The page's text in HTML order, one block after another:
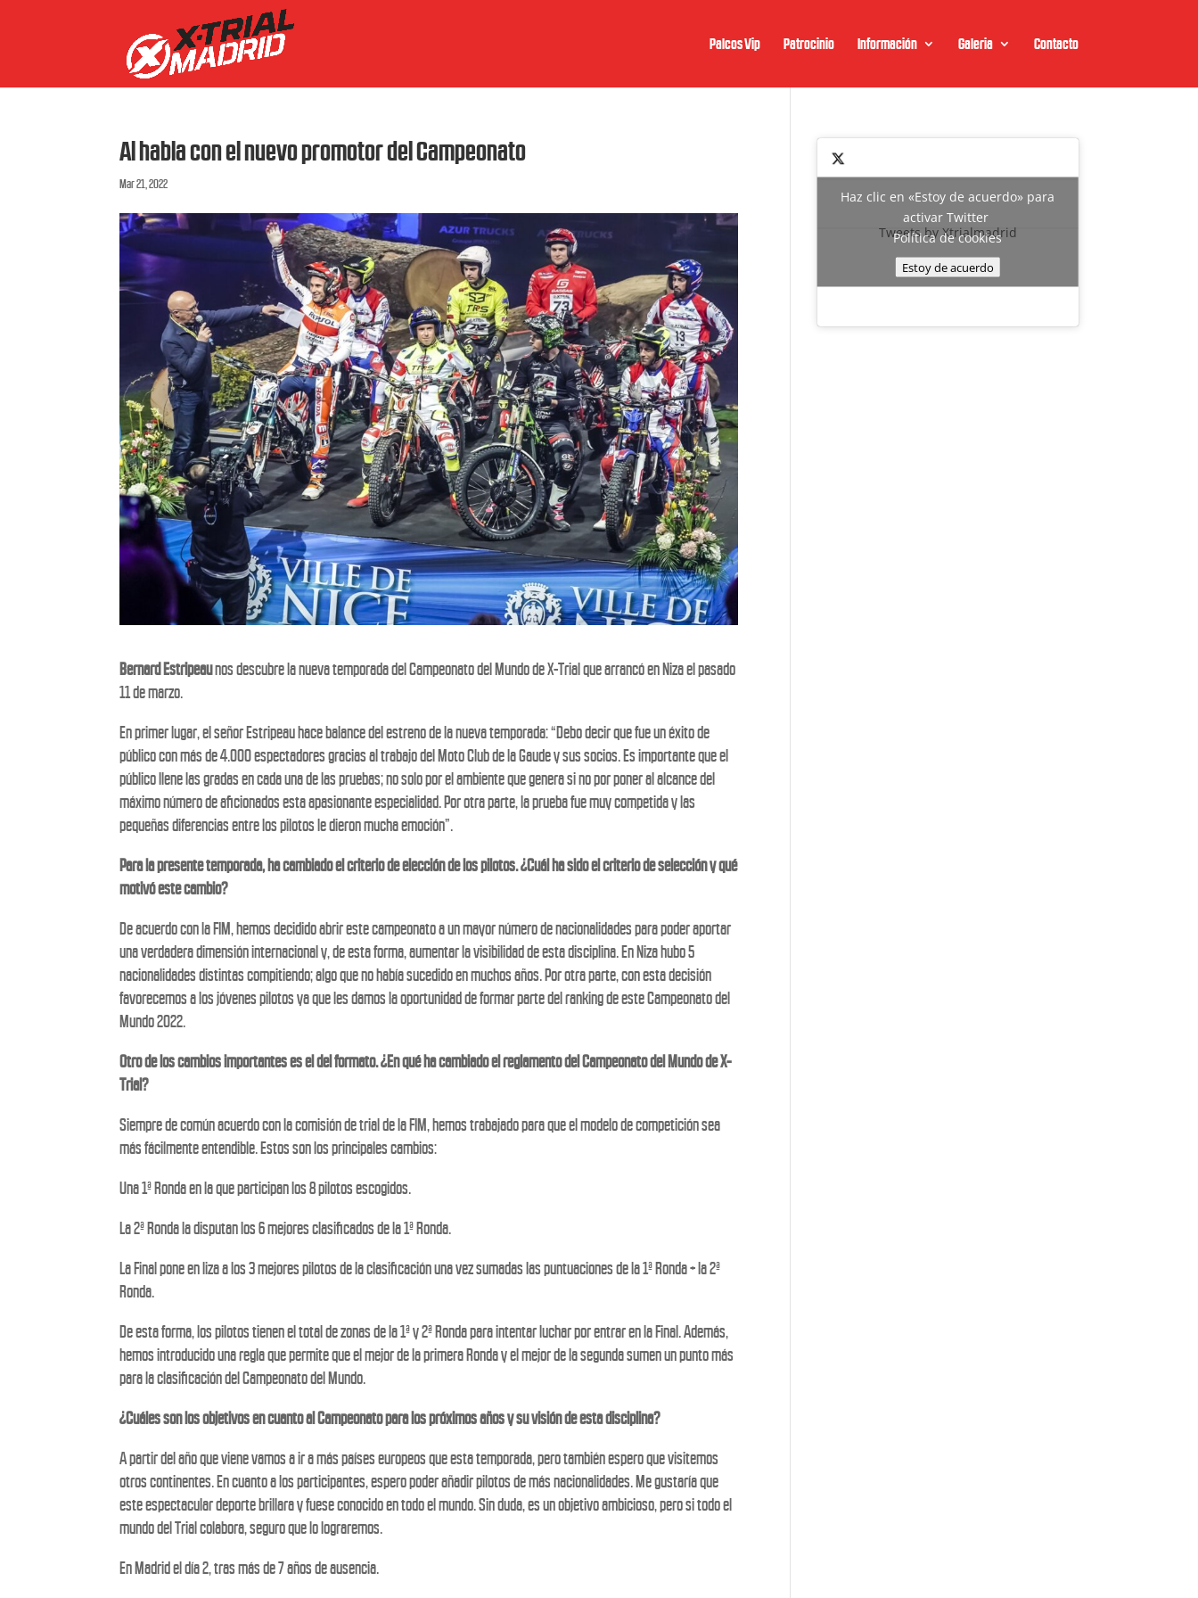
Palcos Vip Patrocinio Información Galeria Contacto
Al habla con el nuevo promotor del Campeonato
Mar 21, 2022
Bernard Estripeaunos descubre la nueva temporada del Campeonato del Mundo de X-Trial que arrancó en Niza el pasado
11 de marzo.
En primer lugar, el señor Estripeau hace balance del estreno de la nueva temporada: “Debo decir que fue un éxito de
público con más de 4.000 espectadores gracias al trabajo del Moto Club de la Gaude y sus socios. Es importante que el
público llene las gradas en cada una de las pruebas; no solo por el ambiente que genera si no por poner al alcance del
máximo número de aficionados esta apasionante especialidad. Por otra parte, la prueba fue muy competida y las
pequeñas diferencias entre los pilotos le dieron mucha emoción”.
Para la presente temporada, ha cambiado el criterio de elección de los pilotos. ¿Cuál ha sido el criterio de selección y qué
motivó este cambio?
De acuerdo con la FIM, hemos decidido abrir este campeonato a un mayor número de nacionalidades para poder aportar
una verdadera dimensión internacional y, de esta forma, aumentar la visibilidad de esta disciplina. En Niza hubo 5
nacionalidades distintas compitiendo; algo que no había sucedido en muchos años. Por otra parte, con esta decisión
favorecemos a los jóvenes pilotos ya que les damos la oportunidad de formar parte del ranking de este Campeonato del
Mundo 2022.
Otro de los cambios importantes es el del formato. ¿En qué ha cambiado el reglamento del Campeonato del Mundo de X-
Trial?
Siempre de común acuerdo con la comisión de trial de la FIM, hemos trabajado para que el modelo de competición sea
más fácilmente entendible. Estos son los principales cambios:
Una 1ª Ronda en la que participan los 8 pilotos escogidos.
La 2ª Ronda la disputan los 6 mejores clasificados de la 1ª Ronda.
La Final pone en liza a los 3 mejores pilotos de la clasificación una vez sumadas las puntuaciones de la 1ª Ronda + la 2ª
Ronda.
De esta forma, los pilotos tienen el total de zonas de la 1ª y 2ª Ronda para intentar luchar por entrar en la Final. Además,
hemos introducido una regla que permite que el mejor de la primera Ronda y el mejor de la segunda sumen un punto más
para la clasificación del Campeonato del Mundo.
¿Cuáles son los objetivos en cuanto al Campeonato para los próximos años y su visión de esta disciplina?
A partir del año que viene vamos a ir a más países europeos que esta temporada, pero también espero que visitemos
otros continentes. En cuanto a los participantes, espero poder añadir pilotos de más nacionalidades. Me gustaría que
este espectacular deporte brillara y fuese conocido en todo el mundo. Sin duda, es un objetivo ambicioso, pero si todo el
mundo del Trial colabora, seguro que lo lograremos.
En Madrid el día 2, tras más de 7 años de ausencia.
Tweets by Xtrialmadrid
Haz clic en «Estoy de acuerdo» para
activar Twitter
Política de cookies
Estoy de acuerdo